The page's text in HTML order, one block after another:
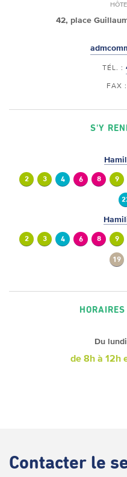
42, place
TÉL. :
FAX
S'Y
2 3 4 6 8 9
2 3 4 6 8 9
19
Du
de 8h à 12h
Contacter le